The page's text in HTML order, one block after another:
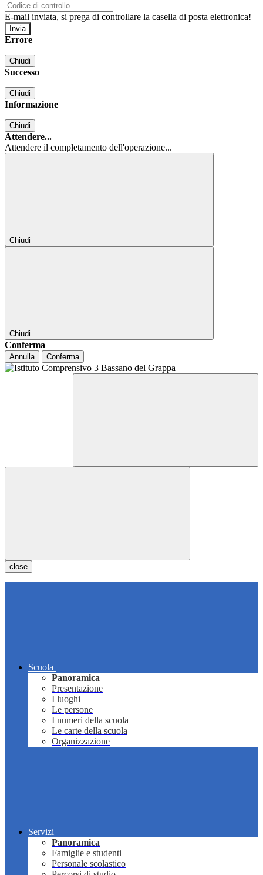
E-mail inviata, si prega di controllare la casella di posta elettronica!
Errore
Chiudi
Successo
Chiudi
Informazione
Chiudi
Attendere...
Attendere il completamento dell'operazione...
Chiudi
Chiudi
Conferma
Annulla Conferma
close
Scuola
Panoramica
Presentazione
I luoghi
Le persone
I numeri della scuola
Le carte della scuola
Organizzazione
Servizi
Panoramica
Famiglie e studenti
Personale scolastico